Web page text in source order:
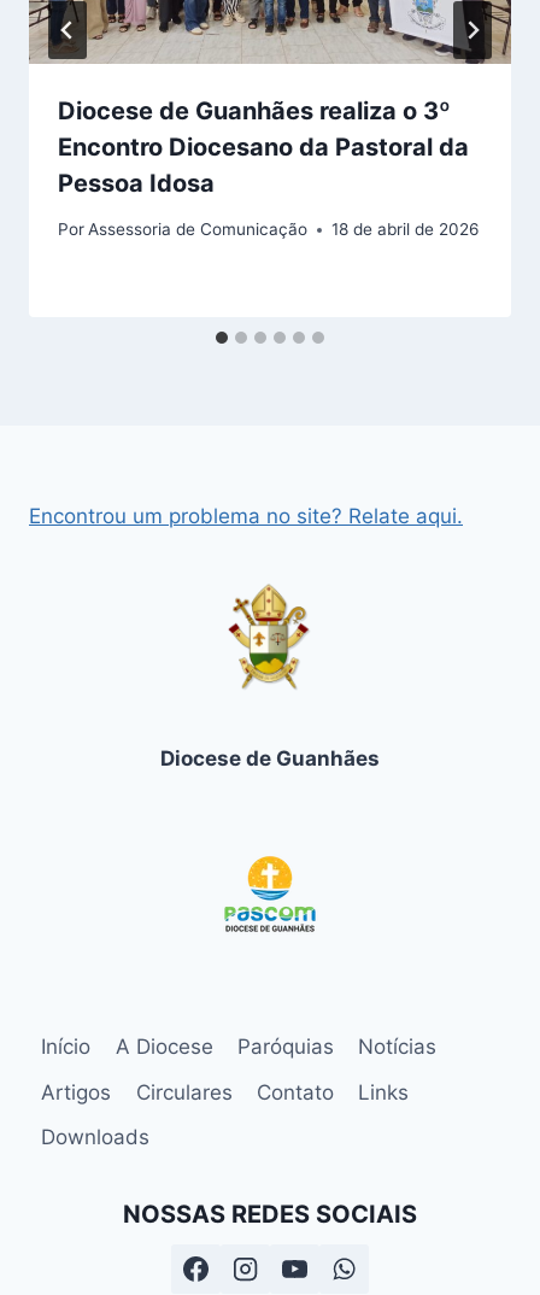
Diocese de Guanhães realiza o 3º
Encontro Diocesano da Pastoral da
Pessoa Idosa
PorAssessoria de Comunicação 18 de abril de 2026
Encontrou um problema no site? Relate aqui.
Diocese de Guanhães
Início A Diocese Paróquias
Notícias
Artigos
Circulares Contato
Links
Downloads
NOSSAS REDES SOCIAIS